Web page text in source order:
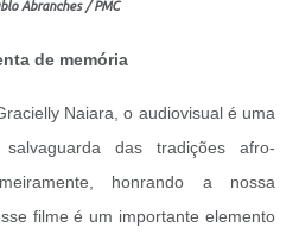
Abranches / PMC
de memória
Naiara, o audiovisual é uma
das tradições afro-
honrando a nossa
filme é um importante elemento